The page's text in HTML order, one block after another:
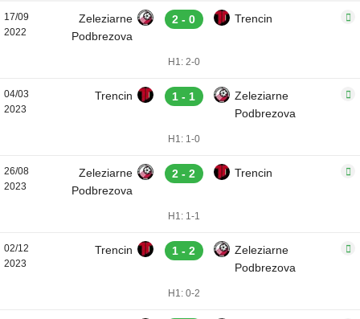
17/09
2022
Zeleziarne
Podbrezova
2 - 0 Trencin
H1: 2-0
04/03
2023
Trencin 1 - 1
Zeleziarne
Podbrezova
H1: 1-0
26/08
2023
Zeleziarne
Podbrezova
2 - 2 Trencin
H1: 1-1
02/12
2023
Trencin 1 - 2
Zeleziarne
Podbrezova
H1: 0-2